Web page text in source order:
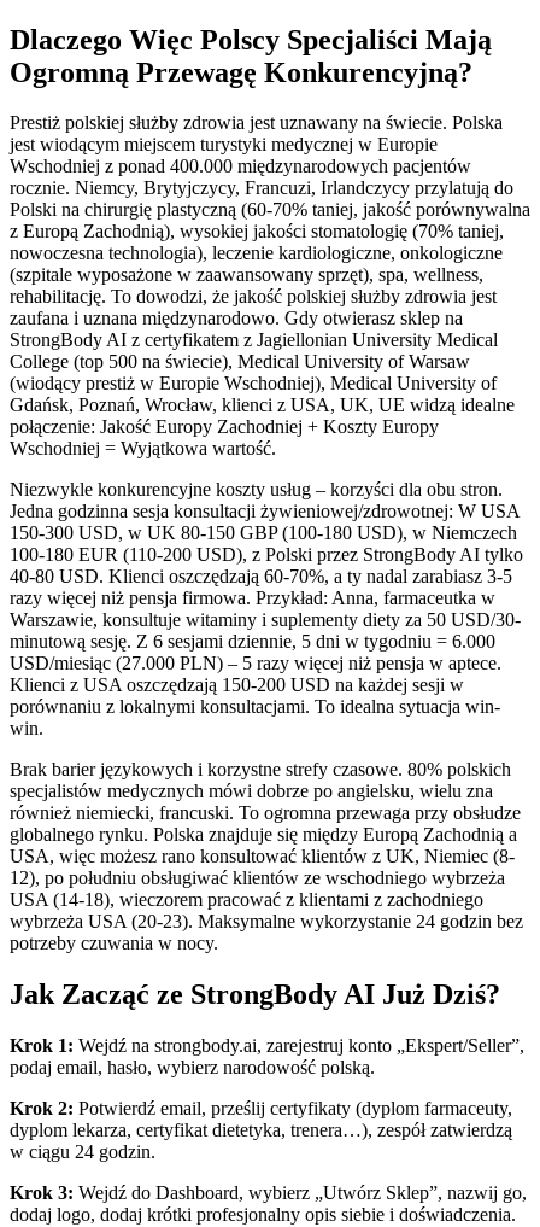
Dlaczego Więc Polscy Specjaliści Mają
Ogromną Przewagę Konkurencyjną?
Prestiż polskiej służby zdrowia jest uznawany na świecie. Polska
jest wiodącym miejscem turystyki medycznej w Europie
Wschodniej z ponad 400.000 międzynarodowych pacjentów
rocznie. Niemcy, Brytyjczycy, Francuzi, Irlandczycy przylatują do
Polski na chirurgię plastyczną (60-70% taniej, jakość porównywalna
z Europą Zachodnią), wysokiej jakości stomatologię (70% taniej,
nowoczesna technologia), leczenie kardiologiczne, onkologiczne
(szpitale wyposażone w zaawansowany sprzęt), spa, wellness,
rehabilitację. To dowodzi, że jakość polskiej służby zdrowia jest
zaufana i uznana międzynarodowo. Gdy otwierasz sklep na
StrongBody AI z certyfikatem z Jagiellonian University Medical
College (top 500 na świecie), Medical University of Warsaw
(wiodący prestiż w Europie Wschodniej), Medical University of
Gdańsk, Poznań, Wrocław, klienci z USA, UK, UE widzą idealne
połączenie: Jakość Europy Zachodniej + Koszty Europy
Wschodniej = Wyjątkowa wartość.
Niezwykle konkurencyjne koszty usług – korzyści dla obu stron.
Jedna godzinna sesja konsultacji żywieniowej/zdrowotnej: W USA
150-300 USD, w UK 80-150 GBP (100-180 USD), w Niemczech
100-180 EUR (110-200 USD), z Polski przez StrongBody AI tylko
40-80 USD. Klienci oszczędzają 60-70%, a ty nadal zarabiasz 3-5
razy więcej niż pensja firmowa. Przykład: Anna, farmaceutka w
Warszawie, konsultuje witaminy i suplementy diety za 50 USD/30-
minutową sesję. Z 6 sesjami dziennie, 5 dni w tygodniu = 6.000
USD/miesiąc (27.000 PLN) – 5 razy więcej niż pensja w aptece.
Klienci z USA oszczędzają 150-200 USD na każdej sesji w
porównaniu z lokalnymi konsultacjami. To idealna sytuacja win-
win.
Brak barier językowych i korzystne strefy czasowe. 80% polskich
specjalistów medycznych mówi dobrze po angielsku, wielu zna
również niemiecki, francuski. To ogromna przewaga przy obsłudze
globalnego rynku. Polska znajduje się między Europą Zachodnią a
USA, więc możesz rano konsultować klientów z UK, Niemiec (8-
12), po południu obsługiwać klientów ze wschodniego wybrzeża
USA (14-18), wieczorem pracować z klientami z zachodniego
wybrzeża USA (20-23). Maksymalne wykorzystanie 24 godzin bez
potrzeby czuwania w nocy.
Jak Zacząć ze StrongBody AI Już Dziś?
Krok 1: Wejdź na strongbody.ai, zarejestruj konto „Ekspert/Seller”,
podaj email, hasło, wybierz narodowość polską.
Krok 2: Potwierdź email, prześlij certyfikaty (dyplom farmaceuty,
dyplom lekarza, certyfikat dietetyka, trenera…), zespół zatwierdzą
w ciągu 24 godzin.
Krok 3: Wejdź do Dashboard, wybierz „Utwórz Sklep”, nazwij go,
dodaj logo, dodaj krótki profesjonalny opis siebie i doświadczenia.